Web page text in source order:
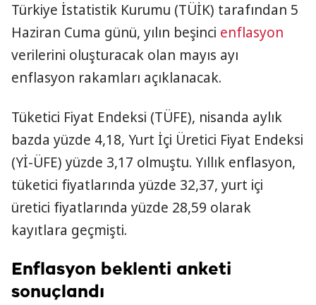
Türkiye İstatistik Kurumu (TÜİK) tarafından 5
Haziran Cuma günü, yılın beşinci enflasyon
verilerini oluşturacak olan mayıs ayı
enflasyon rakamları açıklanacak.
Tüketici Fiyat Endeksi (TÜFE), nisanda aylık
bazda yüzde 4,18, Yurt İçi Üretici Fiyat Endeksi
(Yİ-ÜFE) yüzde 3,17 olmuştu. Yıllık enflasyon,
tüketici fiyatlarında yüzde 32,37, yurt içi
üretici fiyatlarında yüzde 28,59 olarak
kayıtlara geçmişti.
Enflasyon beklenti anketi
sonuçlandı